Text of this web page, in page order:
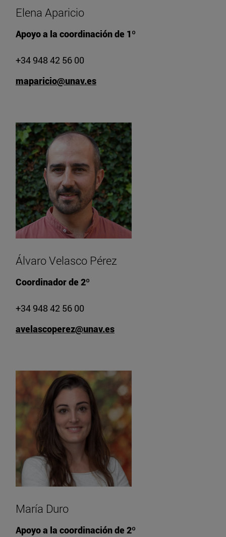
Elena Aparicio
Apoyo a la coordinación de 1º
+34 948 42 56 00
maparicio@unav.es
Álvaro Velasco Pérez
Coordinador de 2º
+34 948 42 56 00
avelascoperez@unav.es
María Duro
Apoyo a la coordinación de 2º